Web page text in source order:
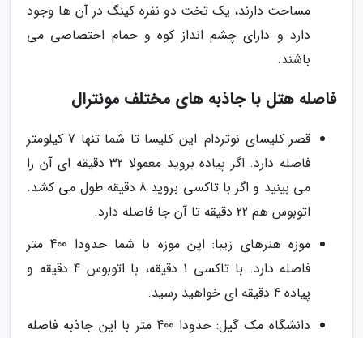
مساحت دارند، یک تخت دو نفره کینگ در آن ها وجود
دارد و دارای چشم انداز کوه و حمام اختصاصی می
باشند.
فاصله هتل با جاذبه های مختلف مونترال
قصر کلیسای نوتردام: این کلیسا تا شما تنها 7 کیلومتر
فاصله دارد. اگر پیاده بروید معمولا 32 دقیقه ای آن را
می بینید و اگر با تاکسی بروید 8 دقیقه طول می کشد.
اتوبوس هم 22 دقیقه تا آن جا فاصله دارد.
موزه هنرهای زیبا: این موزه با شما حدودا 400 متر
فاصله دارد. با تاکسی 1 دقیقه، با اتوبوس 4 دقیقه و
پیاده 4 دقیقه ای خواهید رسید.
دانشگاه مک گیل: حدودا 400 متر با این جاذبه فاصله